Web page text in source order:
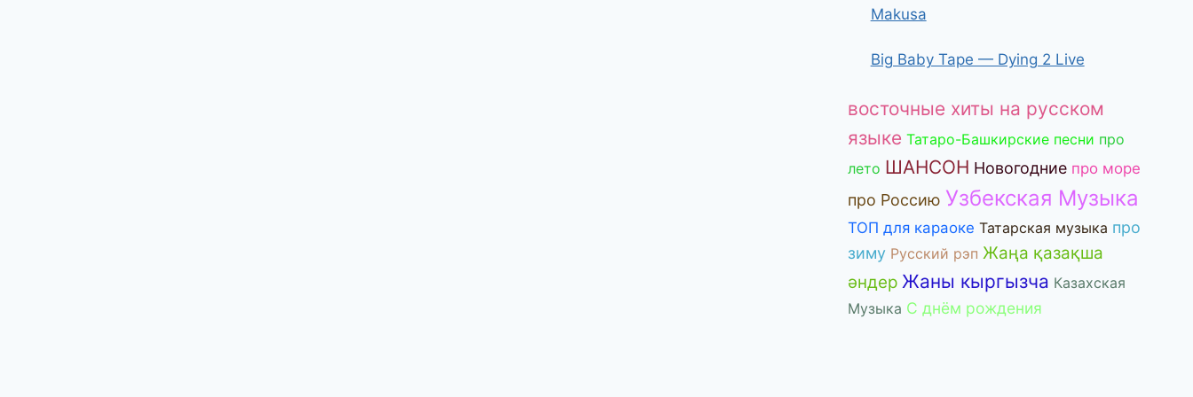
Makusa
Big Baby Tape — Dying 2 Live
восточные хиты на русском
языке Татаро-Башкирские песни про
лето ШАНСОН Новогодние про море
про Россию Узбекская Музыка
ТОП для караоке Татарская музыка про
зиму Русский рэп Жаңа қазақша
әндер Жаны кыргызча Казахская
Музыка С днём рождения